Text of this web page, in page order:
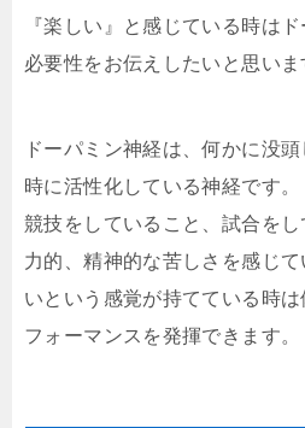
『楽しい』と感じている時は
必要性をお伝えしたいと思いま
ドーパミン神経は、何かに没
時に活性化している神経です。
競技をしていること、試合を
力的、精神的な苦しさを感じ
いという感覚が持てている時
フォーマンスを発揮できます。